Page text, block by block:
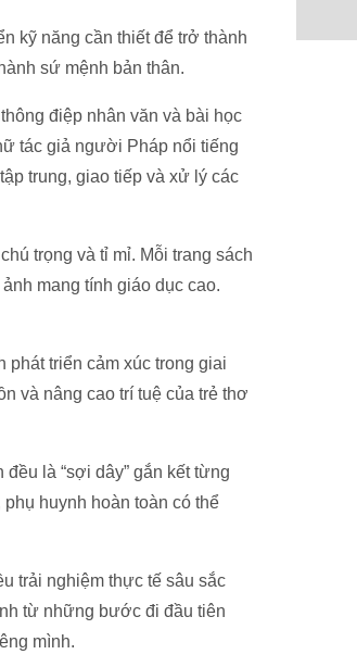
kỹ năng cần thiết để trở thành
sứ mệnh bản thân.
điệp nhân văn và bài học
tác giả người Pháp nổi tiếng
trung, giao tiếp và xử lý các
trọng và tỉ mỉ. Mỗi trang sách
mang tính giáo dục cao.
phát triển cảm xúc trong giai
và nâng cao trí tuệ của trẻ thơ
là “sợi dây” gắn kết từng
huynh hoàn toàn có thể
trải nghiệm thực tế sâu sắc
từ những bước đi đầu tiên
mình.